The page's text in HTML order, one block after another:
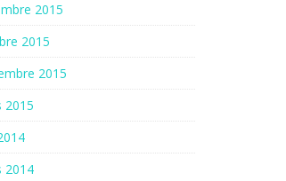
2015
2015
2015
2015
2014